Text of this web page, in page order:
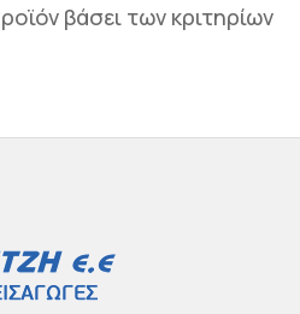
βάσει των κριτηρίων